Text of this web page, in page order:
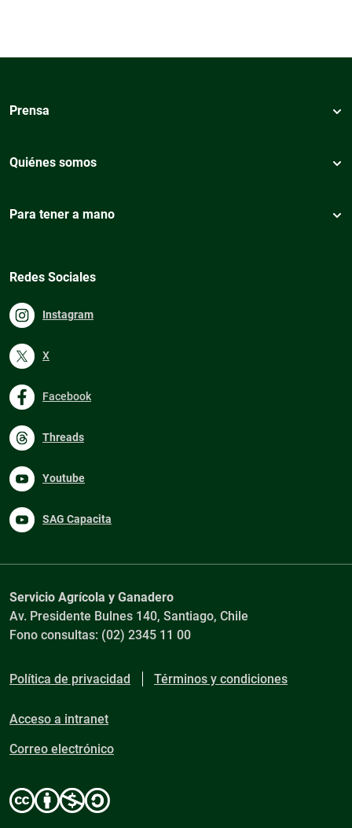
Prensa
Quiénes somos
Para tener a mano
Redes Sociales
Instagram
X
Facebook
Threads
Youtube
SAG Capacita
Servicio Agrícola y Ganadero
Av. Presidente Bulnes 140, Santiago, Chile
Fono consultas: (02) 2345 11 00
Política de privacidad Términos y condiciones
Acceso a intranet
Correo electrónico